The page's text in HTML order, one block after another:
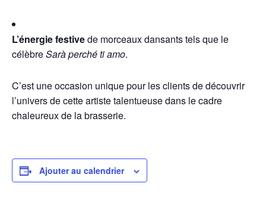
L’énergie festivede morceaux dansants tels que le
célèbreSarà perché ti amo.
C’est une occasion unique pour les clients de découvrir
l’univers de cette artiste talentueuse dans le cadre
chaleureux de la brasserie.
Ajouter au calendrier